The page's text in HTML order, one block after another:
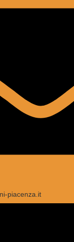
piacenza.it